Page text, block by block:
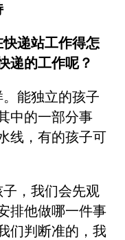
递站工作得怎
递的工作呢？
能独立的孩子
中的一部分事
线，有的孩子可
，我们会先观
排他做哪一件事
们判断准的，我